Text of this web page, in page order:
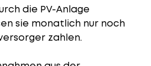
die PV-Anlage
sie monatlich nur noch
zahlen.